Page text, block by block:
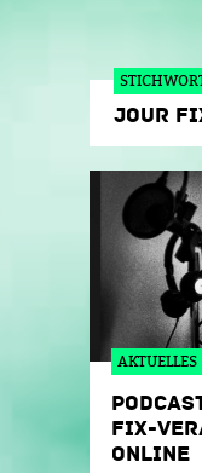
JOUR
AKTUELLES
FIX-
ONLINE